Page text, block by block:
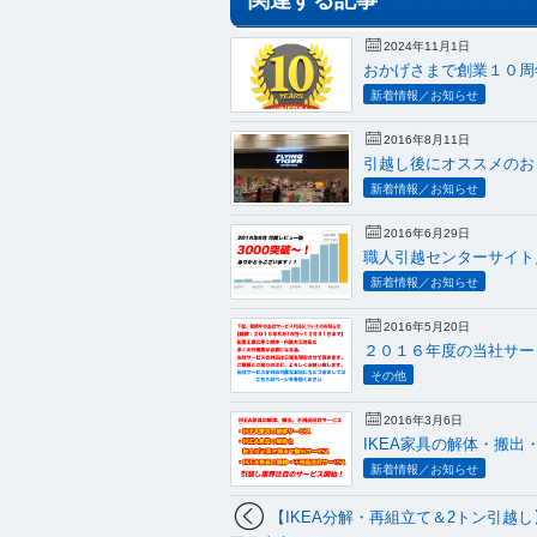
2024年11月1日
おかげさまで創業１０
新着情報／お知らせ
2016年8月11日
引越し後にオススメの
新着情報／お知らせ
2016年6月29日
職人引越センターサイ
新着情報／お知らせ
2016年5月20日
２０１６年度の当社サ
その他
2016年3月6日
IKEA家具の解体・搬出
新着情報／お知らせ
【IKEA分解・再組立て＆2トン引越